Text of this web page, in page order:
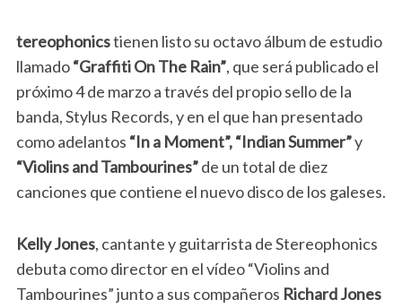
tereophonicstienen listo su octavo álbum de estudio
llamado“Graffiti On The Rain”, que será publicado el
próximo 4 de marzo a través del propio sello de la
banda, Stylus Records, y en el que han presentado
como adelantos “In a Moment”, “Indian Summer”y
“Violins and Tambourines”de un total de diez
canciones que contiene el nuevo disco de los galeses.
Kelly Jones, cantante y guitarrista de Stereophonics
debuta como director en el vídeo “Violins and
Tambourines” junto a sus compañeros Richard Jones